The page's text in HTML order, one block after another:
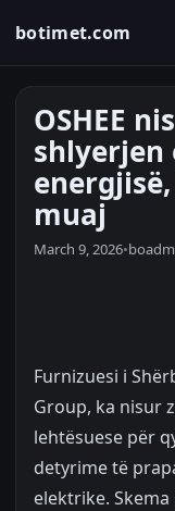
botimet.com
OSHEE
shlyerjen
muaj
March 9, 2026•
Furnizuesi i
Group, ka nisur
lehtësuese për
detyrime të
elektrike.